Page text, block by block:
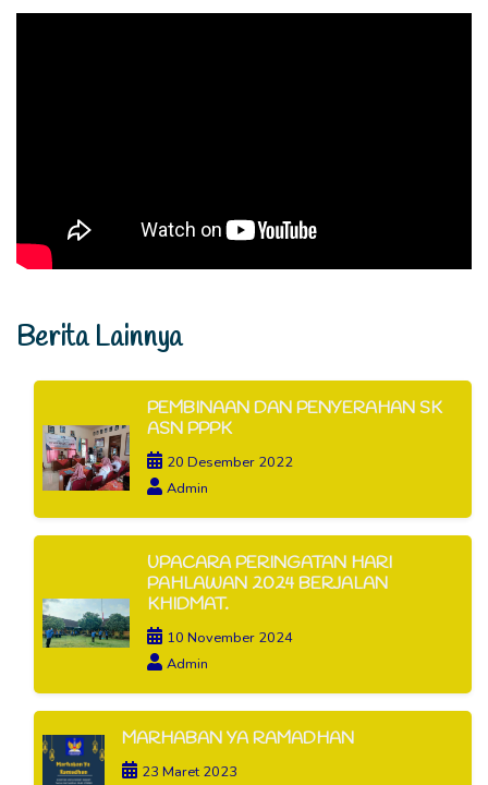
Berita Lainnya
PEMBINAAN DAN PENYERAHAN SK
ASN PPPK
20 Desember 2022
Admin
UPACARA PERINGATAN HARI
PAHLAWAN 2024 BERJALAN
KHIDMAT.
10 November 2024
Admin
MARHABAN YA RAMADHAN
23 Maret 2023